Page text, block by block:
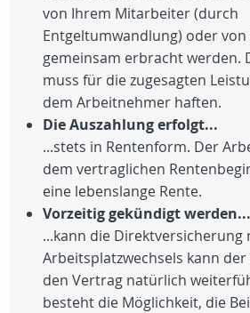
von Ihrem Mitarbeiter (durch
Entgeltumwandlung) oder von
gemeinsam erbracht werden.
muss für die zugesagten
dem Arbeitnehmer haften.
Die Auszahlung erfolgt...
...stets in Rentenform. Der
dem vertraglichen
eine lebenslange Rente.
Vorzeitig gekündigt werden...
...kann die Direktversicherung
Arbeitsplatzwechsels kann
den Vertrag natürlich
besteht die Möglichkeit, die